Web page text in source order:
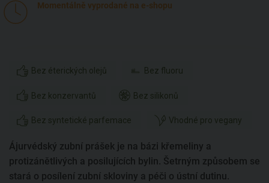
Momentálně vyprodané na e-shopu
Bez éterických olejů Bez fluoru
Bez konzervantů Bez silikonů
Bez syntetické parfemace Vhodné pro vegany
Ájurvédský zubní prášek je na bázi křemeliny a
protizánětlivých a posilujících bylin. Šetrným způsobem se
stará o posílení zubní skloviny a péči o ústní dutinu.